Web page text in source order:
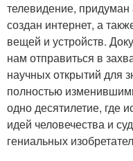
телевидение, придуман
создан интернет, а
вещей и устройств.
нам отправиться в
научных открытий для
полностью
одно десятилетие, где
идей человечества и
гениальных